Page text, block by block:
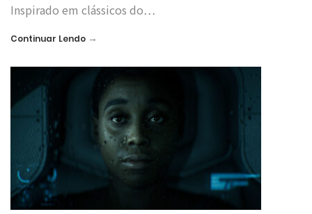
Inspirado em clássicos do…
Continuar Lendo →